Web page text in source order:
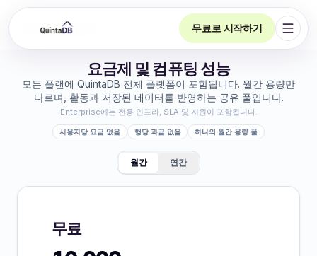
무료로 시작하기
탐색
요금제 및 컴퓨팅 성능
모든 플랜에 QuintaDB 전체 플랫폼이 포함됩니다. 월간 용량만
다르며, 활동과 저장된 데이터를 반영하는 공유 풀입니다.
Enterprise에는 전용 인프라, SLA 및 지원이 포함됩니다.
사용자당 요금 없음 행당 과금 없음 하나의 월간 용량 풀
월간 연간
무료